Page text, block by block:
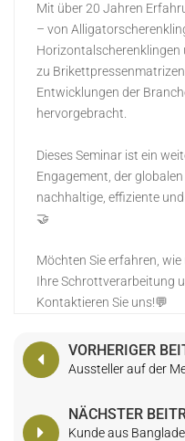
Mit über 20 Jahren
– von
Horizontalscherenklingen
zu
Entwicklungen der
hervorgebracht.
Dieses Seminar ist ein
Engagement, der
nachhaltige, effiziente
🤝
Möchten Sie erfahren,
Ihre Schrottverarbeitung
Kontaktieren Sie uns!💬
VORHERIGER
Aussteller auf der
NÄCHSTER
Kunde aus